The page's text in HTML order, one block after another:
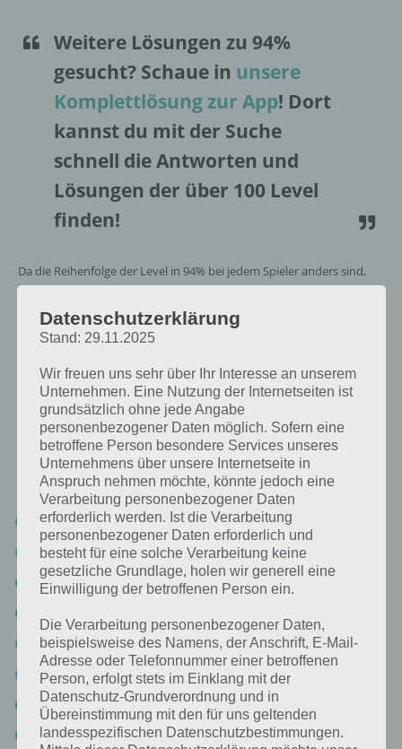
Weitere Lösungen zu 94%
gesucht? Schaue in unsere
Komplettlösung zur App! Dort
kannst du mit der Suche
schnell die Antworten und
Lösungen der über 100 Level
finden!
Da die Reihenfolge der Level in 94% bei jedem Spieler anders sind,
findest du nachfolgend die 94% Lösung zum Sachverhalt “Wichtiger
Entwicklungsschritt für Babys”.
Wichtiger Entwicklungsschritt für Babys:
Lösung für 94%
Nachfolgend findest du alle richtigen Antworten zum Sachverhalt
Wichtiger Entwicklungsschritt für Babys in der App 94%. Die Lösung
ist dabei nach den Prozent-Werten sortiert. Hier die Antworten:
Laufen
Sprechen
Krabbeln
Zahnen
Sitzen
Trocken werden
Stehen
Datenschutzerklärung
Stand: 29.11.2025
Wir freuen uns sehr über Ihr Interesse an unserem
Unternehmen. Eine Nutzung der Internetseiten ist
grundsätzlich ohne jede Angabe
personenbezogener Daten möglich. Sofern eine
betroffene Person besondere Services unseres
Unternehmens über unsere Internetseite in
Anspruch nehmen möchte, könnte jedoch eine
Verarbeitung personenbezogener Daten
erforderlich werden. Ist die Verarbeitung
personenbezogener Daten erforderlich und
besteht für eine solche Verarbeitung keine
gesetzliche Grundlage, holen wir generell eine
Einwilligung der betroffenen Person ein.
Die Verarbeitung personenbezogener Daten,
beispielsweise des Namens, der Anschrift, E-Mail-
Adresse oder Telefonnummer einer betroffenen
Person, erfolgt stets im Einklang mit der
Datenschutz-Grundverordnung und in
Übereinstimmung mit den für uns geltenden
landesspezifischen Datenschutzbestimmungen.